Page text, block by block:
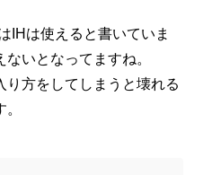
IHは使えると書いていま
いとなってますね。
り方をしてしまうと壊れる